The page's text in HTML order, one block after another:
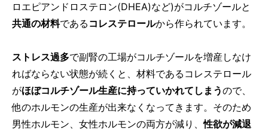
ロエピアンドロステロン(DHEA)など)がコルチゾールと
共通の材料である コレステロールから作られています。
ストレス過多で副腎の工場がコルチゾールを増産しなけ
ればならない状態が続くと、材料であるコレステロール
がほぼコルチゾール生産に持っていかれてしまうので、
他のホルモンの生産が出来なくなってきます。そのため
男性ホルモン、女性ホルモンの両方が減り、性欲が減退